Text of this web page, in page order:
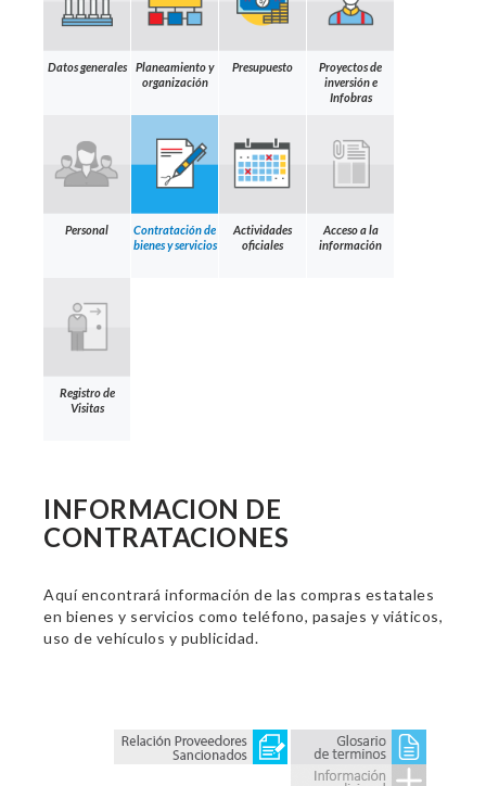
Datos generales
Planeamiento y
organización
Presupuesto
Proyectos de
inversión e
Infobras
Personal
Contratación de
bienes y servicios
Actividades
oficiales
Acceso a la
información
Registro de
Visitas
INFORMACION DE
CONTRATACIONES
Aquí encontrará información de las compras estatales
en bienes y servicios como teléfono, pasajes y viáticos,
uso de vehículos y publicidad.